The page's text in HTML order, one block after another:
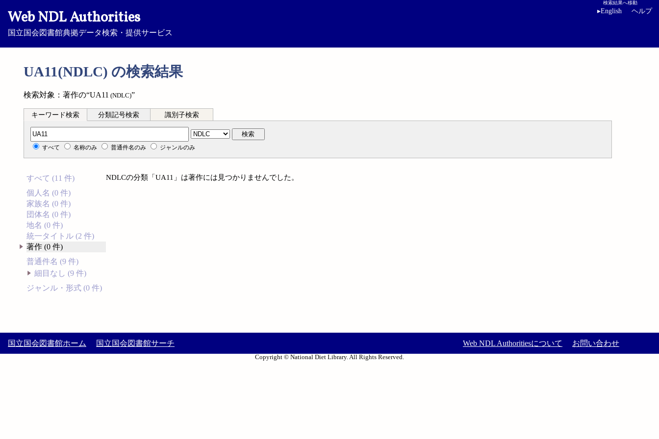
Web NDL Authorities
国立国会図書館典拠データ検索・提供サービス
検索結果へ移動
▸English ヘルプ
UA11(NDLC) の検索結果
検索対象：著作の“UA11 (NDLC)”
キーワード検索 分類記号検索 識別子検索
分類記号検索 検索
すべて 名称のみ 普通件名のみ ジャンルのみ
すべて (11 件)
個人名 (0 件)
家族名 (0 件)
団体名 (0 件)
地名 (0 件)
統一タイトル (2 件)
著作 (0 件)
普通件名 (9 件)
細目なし (9 件)
ジャンル・形式 (0 件)
NDLCの分類「UA11」は著作には見つかりませんでした。
国立国会図書館ホーム 国立国会図書館サーチ Web NDL Authoritiesについて お問い合わせ
Copyright © National Diet Library. All Rights Reserved.